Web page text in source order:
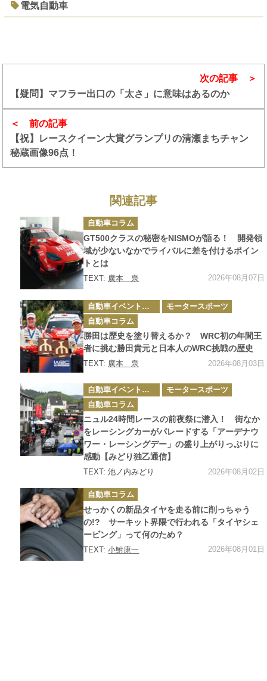
電気自動車
前の記事
【祝】レースクイーン大賞グランプリの清瀬まちチャン
秘蔵画像96点！
次の記事
【疑問】マフラー出口の「太さ」に意味はあるのか
関連記事
カ
テ
ゴ
リ
ー
自動車コラム
GT500クラスの秘密をNISMOが語る！ 開発領
域が少ないなかでライバルに差を付けるポイン
トとは
TEXT: 廣本 泉 2026年08月07日
カ
テ
ゴ
リ
ー
自動車イベント・カーイベント
モータースポーツ
自動車コラム
勝田は歴史を塗り替えるか？ WRC初の年間王
者に挑む勝田貴元と日本人のWRC挑戦の歴史
TEXT: 廣本 泉 2026年08月03日
カ
テ
ゴ
リ
ー
自動車イベント・カーイベント
モータースポーツ
自動車コラム
ニュル24時間レースの前夜祭に潜入！ 街なか
をレーシングカーがパレードする「アーデナウ
ワー・レーシングデー」の盛り上がりっぷりに
感動【みどり独乙通信】
TEXT: 池ノ内みどり 2026年08月02日
カ
テ
ゴ
リ
ー
自動車コラム
せっかくの新品タイヤを走る前に削っちゃう
の!? サーキット界隈で行われる「タイヤシェ
ービング」って何のため？
TEXT:小鮒康一 2026年08月01日